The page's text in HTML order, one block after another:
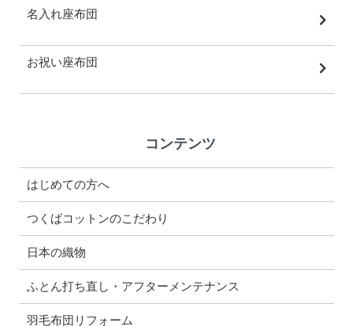
名入れ座布団
お祝い座布団
コンテンツ
はじめての方へ
つくばコットンのこだわり
日本の織物
ふとん打ち直し・アフターメンテナンス
羽毛布団リフォーム